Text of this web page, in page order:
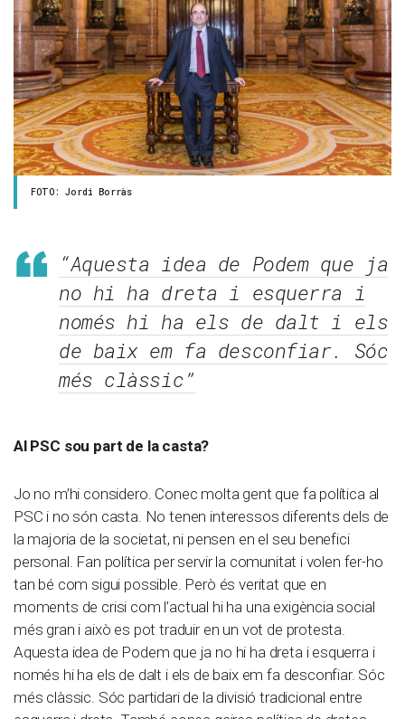
FOTO: Jordi Borràs
“Aquesta idea de Podem que ja
no hi ha dreta i esquerra i
només hi ha els de dalt i els
de baix em fa desconfiar. Sóc
més clàssic”
Al PSC sou part de la casta?
Jo no m’hi considero. Conec molta gent que fa política al
PSC i no són casta. No tenen interessos diferents dels de
la majoria de la societat, ni pensen en el seu benefici
personal. Fan política per servir la comunitat i volen fer-ho
tan bé com sigui possible. Però és veritat que en
moments de crisi com l’actual hi ha una exigència social
més gran i això es pot traduir en un vot de protesta.
Aquesta idea de Podem que ja no hi ha dreta i esquerra i
només hi ha els de dalt i els de baix em fa desconfiar. Sóc
més clàssic. Sóc partidari de la divisió tradicional entre